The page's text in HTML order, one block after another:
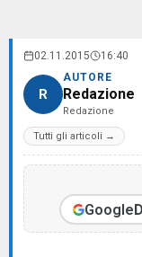
02.11.2015 16:40
R
AUTORE
Redazione
Redazione
Tutti gli articoli →
Google